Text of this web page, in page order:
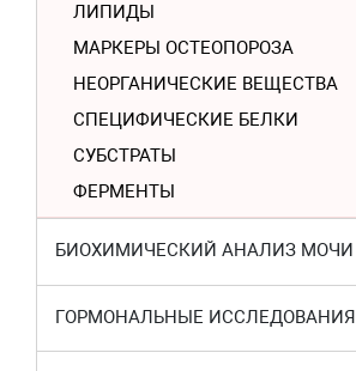
ЛИПИДЫ
МАРКЕРЫ ОСТЕОПОРОЗА
НЕОРГАНИЧЕСКИЕ ВЕЩЕСТВА
СПЕЦИФИЧЕСКИЕ БЕЛКИ
СУБСТРАТЫ
ФЕРМЕНТЫ
БИОХИМИЧЕСКИЙ АНАЛИЗ МОЧИ
ГОРМОНАЛЬНЫЕ ИССЛЕДОВАНИЯ